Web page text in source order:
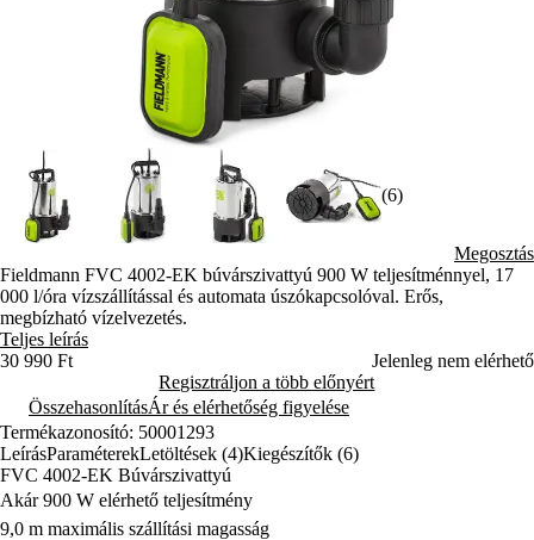
(6)
Megosztás
Fieldmann FVC 4002-EK búvárszivattyú 900 W teljesítménnyel, 17
000 l/óra vízszállítással és automata úszókapcsolóval. Erős,
megbízható vízelvezetés.
Teljes leírás
30 990 Ft
Jelenleg nem elérhető
Regisztráljon a több előnyért
ÖsszehasonlításÁr és elérhetőség figyelése
Termékazonosító: 50001293
LeírásParaméterekLetöltések (4)Kiegészítők (6)
FVC 4002-EK Búvárszivattyú
Akár 900 W elérhető teljesítmény
9,0 m maximális szállítási magasság